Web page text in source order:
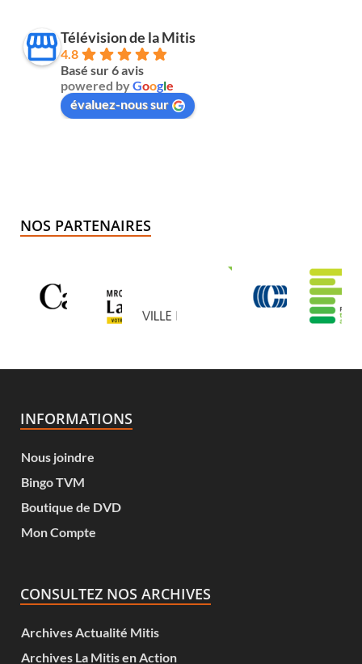
Télévision de la Mitis
4.8
Basé sur 6 avis
powered byGoogle
évaluez-nous sur
NOS PARTENAIRES
INFORMATIONS
Nous joindre
Bingo TVM
Boutique de DVD
Mon Compte
CONSULTEZ NOS ARCHIVES
Archives Actualité Mitis
Archives La Mitis en Action